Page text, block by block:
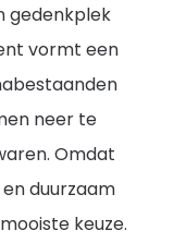
gedenkplek
vormt een
neer te
Omdat
duurzaam
keuze.